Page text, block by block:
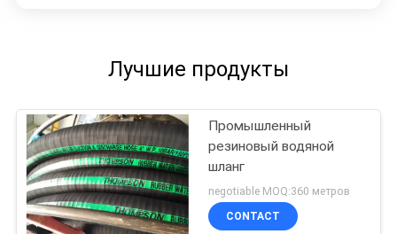
Лучшие продукты
Промышленный
резиновый водяной
шланг
negotiable MOQ:360 метров
CONTACT